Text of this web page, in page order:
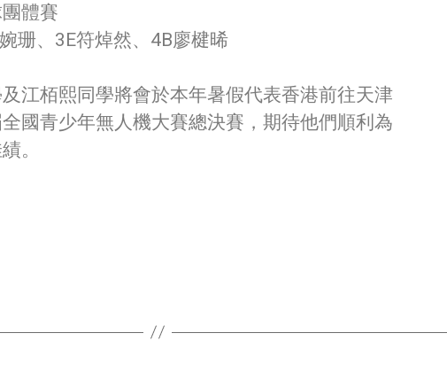
體賽
珊、3E符焯然、4B廖楗晞
江栢熙同學將會於本年暑假代表香港前往天津
國青少年無人機大賽總決賽，期待他們順利為
。